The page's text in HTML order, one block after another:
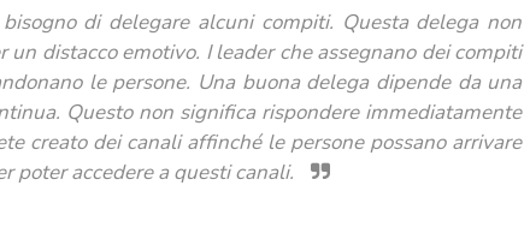
di delegare alcuni compiti. Questa delega non
un distacco emotivo. I leader che assegnano dei compiti
le persone. Una buona delega dipende da una
Questo non significa rispondere immediatamente
creato dei canali affinché le persone possano arrivare
poter accedere a questi canali.